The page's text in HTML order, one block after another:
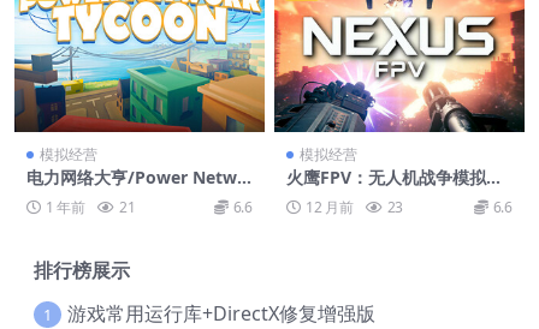
模拟经营
电力网络大亨/Power Netwo
rk Tycoon
1 年前 21 6.6
模拟经营
火鹰FPV：无人机战争模拟器/
Firehawk FPV: Drone Warf
are Simulator
12 月前 23 6.6
排行榜展示
1 游戏常用运行库+DirectX修复增强版